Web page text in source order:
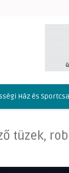
Ház és
tüzek,